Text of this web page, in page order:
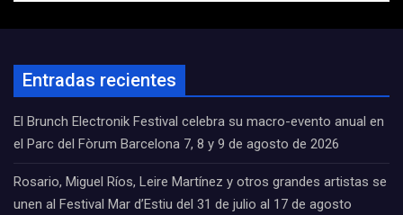
Entradas recientes
El Brunch Electronik Festival celebra su macro-evento anual en
el Parc del Fòrum Barcelona 7, 8 y 9 de agosto de 2026
Rosario, Miguel Ríos, Leire Martínez y otros grandes artistas se
unen al Festival Mar d’Estiu del 31 de julio al 17 de agosto